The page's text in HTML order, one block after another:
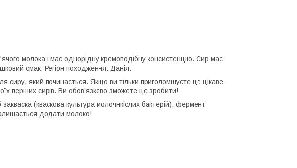
молока і має однорідну кремоподібну консистенцію. Сир має
смак. Регіон походження: Данія.
сиру, який починається. Якщо ви тільки приголомшуєте це цікаве
перших сирів. Ви обов’язково зможете це зробити!
(кваскова культура молочнкіслих бактерій), фермент
додати молоко!